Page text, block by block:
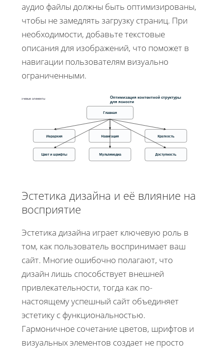
аудио файлы должны быть оптимизированы,
чтобы не замедлять загрузку страниц. При
необходимости, добавьте текстовые
описания для изображений, что поможет в
навигации пользователям визуально
ограниченными.
Оптимизация контентной структуры
для ясности
Главная
Иерархия Навигация Краткость
Цвет и шрифты Мультимедиа Доступность
Ключевые элементы
Эстетика дизайна и её влияние на
восприятие
Эстетика дизайна играет ключевую роль в
том, как пользователь воспринимает ваш
сайт. Многие ошибочно полагают, что
дизайн лишь способствует внешней
привлекательности, тогда как по-
настоящему успешный сайт объединяет
эстетику с функциональностью.
Гармоничное сочетание цветов, шрифтов и
визуальных элементов создает не просто